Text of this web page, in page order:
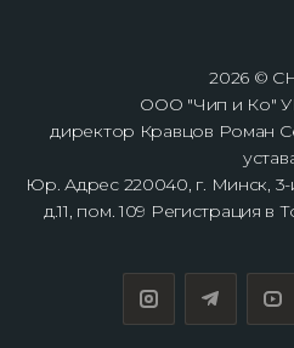
2026 ©
ООО "Чип и Ко"
директор Кравцов Роман
Юр. Адрес 220040, г. Минск,
д.11, пом. 109 Регистрация в